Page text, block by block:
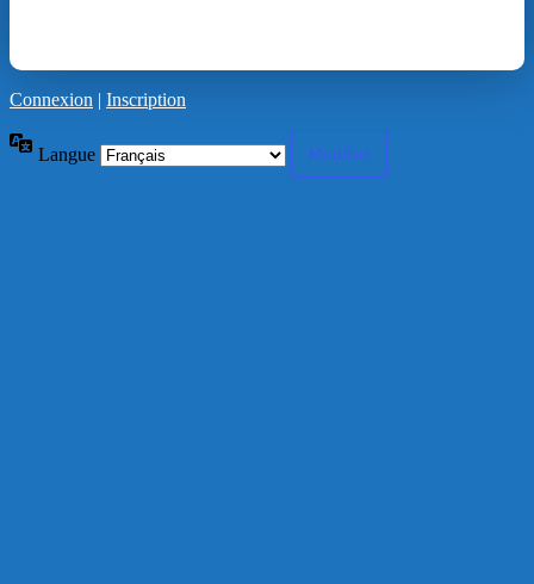
Connexion | Inscription
Langue